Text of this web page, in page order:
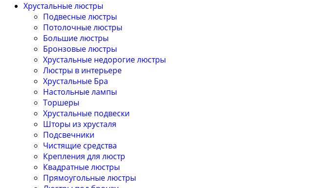
Хрустальные люстры
Подвесные люстры
Потолочные люстры
Большие люстры
Бронзовые люстры
Хрустальные недорогие люстры
Люстры в интерьере
Хрустальные Бра
Настольные лампы
Торшеры
Хрустальные подвески
Шторы из хрусталя
Подсвечники
Чистящие средства
Крепления для люстр
Квадратные люстры
Прямоугольные люстры